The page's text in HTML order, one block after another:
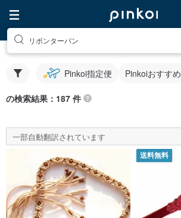
リボンターバン
Pinkoi指定便 Pinkoiおすすめ
の検索結果：187 件
一部自動翻訳されています
送料無料